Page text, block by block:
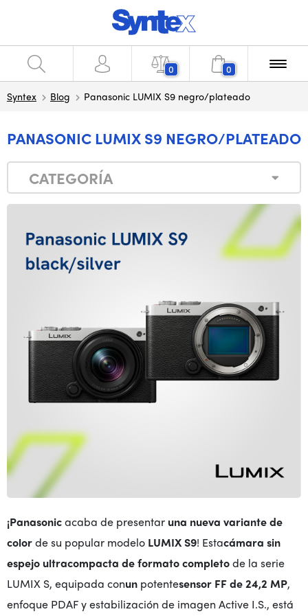
0 0
Syntex Blog Panasonic LUMIX S9 negro/plateado
PANASONIC LUMIX S9 NEGRO/PLATEADO
CATEGORÍA
¡Panasonicacaba de presentar una nueva variante de
colorde su popular modelo LUMIX S9! Estacámara sin
espejo ultracompacta de formato completode la serie
LUMIX S, equipada conun potentesensor FF de 24,2 MP,
enfoque PDAF y estabilización de imagen Active I.S., está